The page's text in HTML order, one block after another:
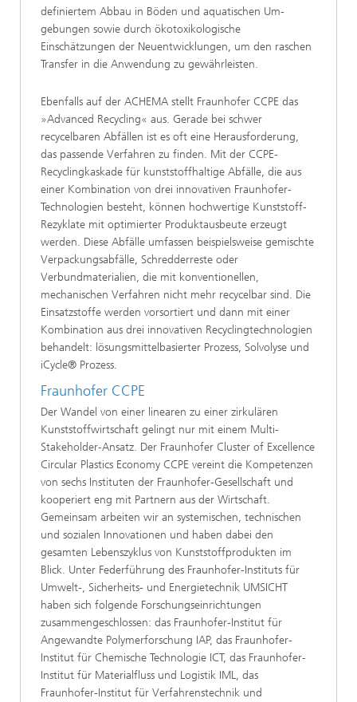
definiertem Abbau in Böden und aquatischen Um-
gebungen sowie durch ökotoxikologische
Einschätzungen der Neuentwicklungen, um den raschen
Transfer in die Anwendung zu gewährleisten.
Ebenfalls auf der ACHEMA stellt Fraunhofer CCPE das
»Advanced Recycling« aus. Gerade bei schwer
recycelbaren Abfällen ist es oft eine Herausforderung,
das passende Verfahren zu finden. Mit der CCPE-
Recyclingkaskade für kunststoffhaltige Abfälle, die aus
einer Kombination von drei innovativen Fraunhofer-
Technologien besteht, können hochwertige Kunststoff-
Rezyklate mit optimierter Produktausbeute erzeugt
werden. Diese Abfälle umfassen beispielsweise gemischte
Verpackungsabfälle, Schredderreste oder
Verbundmaterialien, die mit konventionellen,
mechanischen Verfahren nicht mehr recycelbar sind. Die
Einsatzstoffe werden vorsortiert und dann mit einer
Kombination aus drei innovativen Recyclingtechnologien
behandelt: lösungsmittelbasierter Prozess, Solvolyse und
iCycle® Prozess.
Fraunhofer CCPE
Der Wandel von einer linearen zu einer zirkulären
Kunststoffwirtschaft gelingt nur mit einem Multi-
Stakeholder-Ansatz. Der Fraunhofer Cluster of Excellence
Circular Plastics Economy CCPE vereint die Kompetenzen
von sechs Instituten der Fraunhofer-Gesellschaft und
kooperiert eng mit Partnern aus der Wirtschaft.
Gemeinsam arbeiten wir an systemischen, technischen
und sozialen Innovationen und haben dabei den
gesamten Lebenszyklus von Kunststoffprodukten im
Blick. Unter Federführung des Fraunhofer-Instituts für
Umwelt-, Sicherheits- und Energietechnik UMSICHT
haben sich folgende Forschungseinrichtungen
zusammengeschlossen: das Fraunhofer-Institut für
Angewandte Polymerforschung IAP, das Fraunhofer-
Institut für Chemische Technologie ICT, das Fraunhofer-
Institut für Materialfluss und Logistik IML, das
Fraunhofer-Institut für Verfahrenstechnik und